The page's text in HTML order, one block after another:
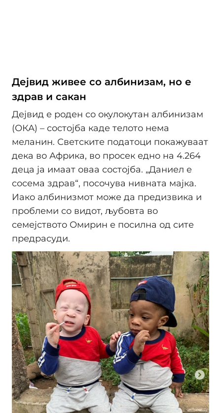
Дејвид живее со албинизам, но е
здрав и сакан
Дејвид е роден со окулокутан албинизам
(ОКА) – состојба каде телото нема
меланин. Светските податоци покажуваат
дека во Африка, во просек едно на 4.264
деца ја имаат оваа состојба. „Даниел е
сосема здрав“, посочува нивната мајка.
Иако албинизмот може да предизвика и
проблеми со видот, љубовта во
семејството Омирин е посилна од сите
предрасуди.